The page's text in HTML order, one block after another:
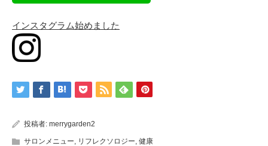
インスタグラム始めました
投稿者: merrygarden2
サロンメニュー リフレクソロジー 健康